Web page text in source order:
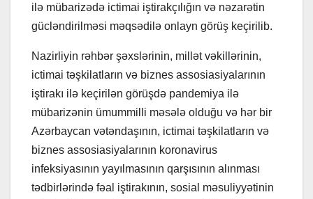
ilə mübarizədə ictimai iştirakçılığın və nəzarətin
gücləndirilməsi məqsədilə onlayn görüş keçirilib.
Nazirliyin rəhbər şəxslərinin, millət vəkillərinin,
ictimai təşkilatların və biznes assosiasiyalarının
iştirakı ilə keçirilən görüşdə pandemiya ilə
mübarizənin ümummilli məsələ olduğu və hər bir
Azərbaycan vətəndaşının, ictimai təşkilatların və
biznes assosiasiyalarının koronavirus
infeksiyasının yayılmasının qarşısının alınması
tədbirlərində fəal iştirakının, sosial məsuliyyətinin